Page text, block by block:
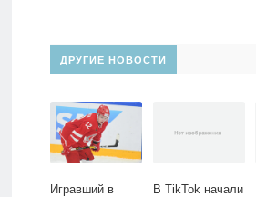
ДРУГИЕ НОВОСТИ
Игравший в
В TikTok начали